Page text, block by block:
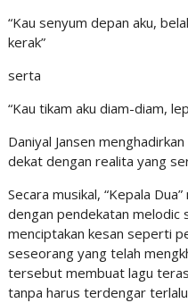
“Kau senyum depan aku,
kerak”
serta
“Kau tikam aku diam-diam,
Daniyal Jansen
dekat dengan realita yang
Secara musikal, “Kepala
dengan pendekatan melodic
menciptakan kesan seperti
seseorang yang telah
tersebut membuat lagu
tanpa harus terdengar